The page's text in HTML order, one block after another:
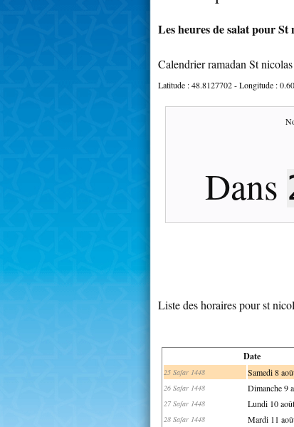
Les heures de salat pour St
Calendrier ramadan St
Latitude :48.8127702- Longitude :
Dans
Liste des horaires pour st
Date
25 Safar 1448 Samedi 8
26 Safar 1448 Dimanche 9
27 Safar 1448 Lundi 10 août
28 Safar 1448 Mardi 11